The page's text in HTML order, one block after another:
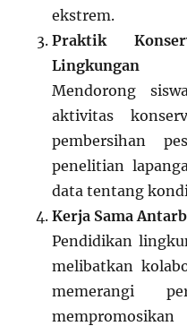
ekstrem.
Praktik
Lingkungan
Mendorong
aktivitas
pembersihan
penelitian
data tentang
Kerja Sama
Pendidikan
melibatkan
memerangi